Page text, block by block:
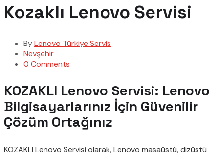
Kozaklı Lenovo Servisi
ByLenovo Türkiye Servis
Nevşehir
0 Comments
KOZAKLI Lenovo Servisi: Lenovo
Bilgisayarlarınız İçin Güvenilir
Çözüm Ortağınız
KOZAKLI Lenovo Servisi olarak, Lenovo masaüstü, dizüstü